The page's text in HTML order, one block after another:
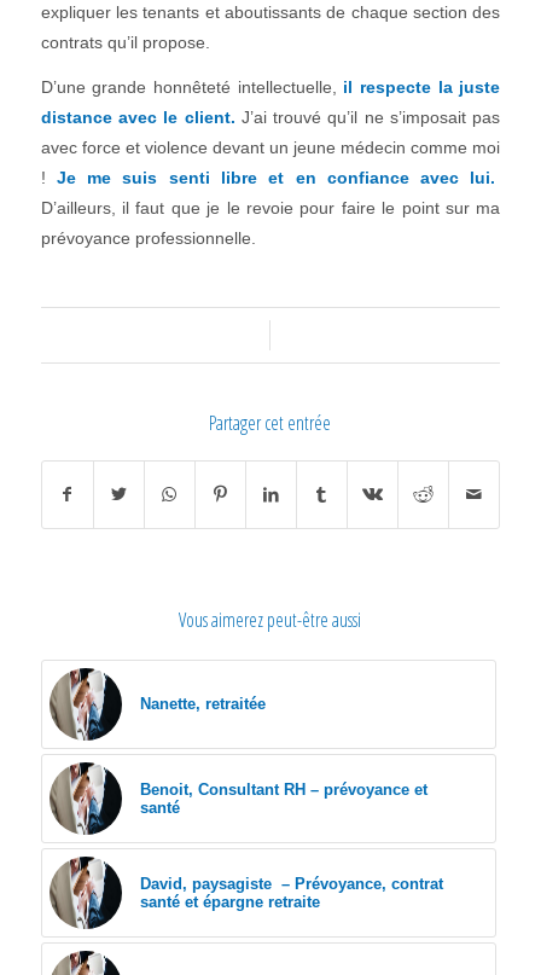
expliquer les tenants et aboutissants de chaque section des
contrats qu’il propose.
D’une grande honnêteté intellectuelle, il respecte la juste
distance avec le client. J’ai trouvé qu’il ne s’imposait pas
avec force et violence devant un jeune médecin comme moi
! Je me suis senti libre et en confiance avec lui.
D’ailleurs, il faut que je le revoie pour faire le point sur ma
prévoyance professionnelle.
Partager cet entrée
Vous aimerez peut-être aussi
Nanette, retraitée
Benoit, Consultant RH – prévoyance et
santé
David, paysagiste – Prévoyance, contrat
santé et épargne retraite